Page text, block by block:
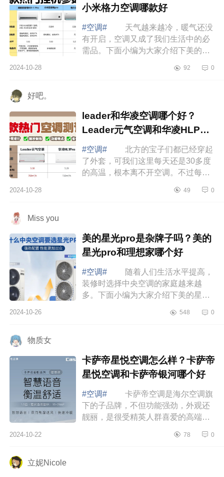
小米格力空调哪款好
#空调#
天气越来越冷，暖气还没
有开启，空调又成了我们生活中的必
需品。下面小编为大家介绍下美的小
调哪款好 美的小米格力空调怎么
2024-10-28 92 0
好吧。
leader和华凌空调哪个好？
Leader元气空调和华凌HLP空
调哪款值得入手
#空调#
北方的宝子们都已经穿起
了外套，可我们这里每天还是30多度
的高温，根本离不开空调。不过每天
难受的，下面小编为大家介绍下
2024-10-28 49 0
Miss you
美的星光pro是杂牌子吗？美的
星光pro和理想家哪个好
#空调#
随着人们生活水平提高，
装修时选择中央空调的家庭越来越
多。下面小编为大家介绍下美的星光
家哪个好 美的星光pro是杂牌子
2024-10-26 548 0
物质女
卡萨帝星悦空调怎么样？卡萨帝
星悦空调和卡萨帝银河哪个好
#空调#
卡萨帝空调是海尔空调旗
下的子品牌，不但功能强劲，外观还
靓丽，是很受精英人群喜爱的高端空
帝星悦空调怎么样？卡萨帝星悦空调
2024-10-22 78 0
立妮Nicole